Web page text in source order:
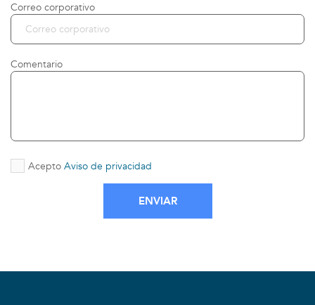
Correo corporativo
Comentario
Acepto Aviso de privacidad